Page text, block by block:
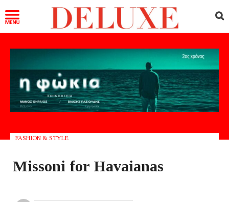
FASHION & STYLE
Missoni for Havaianas